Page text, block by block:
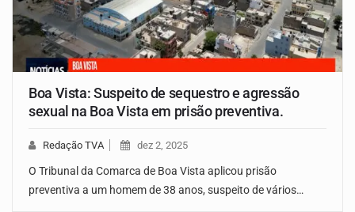
Boa Vista: Suspeito de sequestro e agressão
sexual na Boa Vista em prisão preventiva.
Redação TVA dez 2, 2025
O Tribunal da Comarca de Boa Vista aplicou prisão
preventiva a um homem de 38 anos, suspeito de vários…